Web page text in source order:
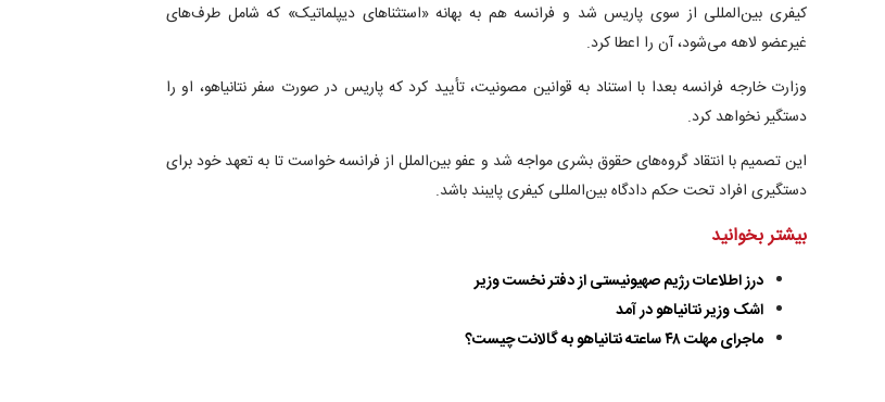
کیفری بین‌المللی از سوی پاریس شد و فرانسه هم به بهانه «استثنا‌های دیپلماتیک» که شامل طرف‌های
غیرعضو لاهه می‌شود، آن را اعطا کرد.
وزارت خارجه فرانسه بعدا با استناد به قوانین مصونیت، تأیید کرد که پاریس در صورت سفر نتانیاهو، او را
دستگیر نخواهد کرد.
این تصمیم با انتقاد گروه‌های حقوق بشری مواجه شد و عفو بین‌الملل از فرانسه خواست تا به تعهد خود برای
دستگیری افراد تحت حکم دادگاه بین‌المللی کیفری پایبند باشد.
بیشتر بخوانید
درز اطلاعات رژیم صهیونیستی از دفتر نخست وزیر
اشک وزیر نتانیاهو در آمد
ماجرای مهلت ۴۸ ساعته نتانیاهو به گالانت چیست؟